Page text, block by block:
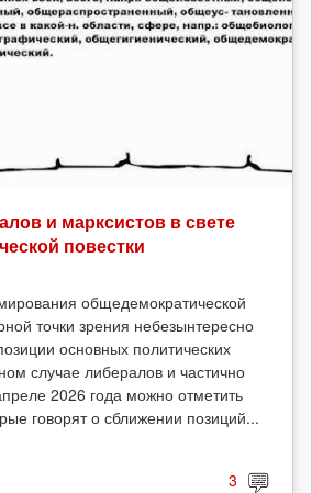
и марксистов в свете
повестки
общедемократической
точки зрения небезынтересно
основных политических
случае либералов и частично
2026 года можно отметить
говорят о сближении позиций...
3